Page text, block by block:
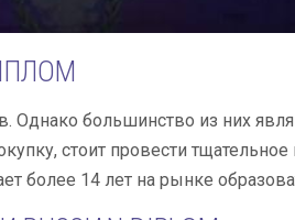
Однако большинство из них
стоит провести тщательное
более 14 лет на рынке